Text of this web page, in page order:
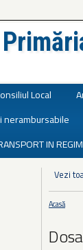
Local
nerambursabile
IN
Vezi
Eşti
Acasă